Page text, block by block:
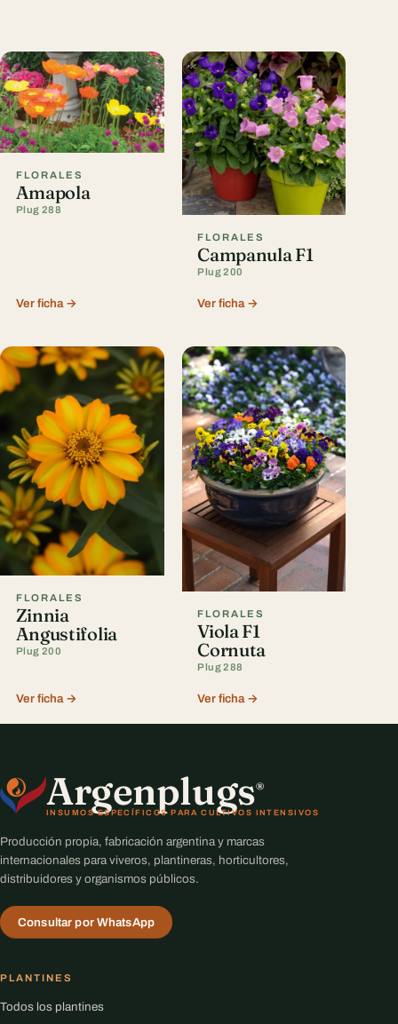
FLORALES
Amapola
Plug 288
Ver ficha →
FLORALES
Campanula F1
Plug 200
Ver ficha →
FLORALES
Zinnia
Angustifolia
Plug 200
Ver ficha →
FLORALES
Viola F1
Cornuta
Plug 288
Ver ficha →
Argenplugs®
INSUMOS ESPECÍFICOS PARA CULTIVOS INTENSIVOS
Producción propia, fabricación argentina y marcas
internacionales para viveros, plantineras, horticultores,
distribuidores y organismos públicos.
Consultar por WhatsApp
PLANTINES
Todos los plantines